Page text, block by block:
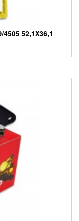
52,1X36,1